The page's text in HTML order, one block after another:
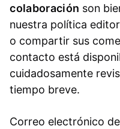
colaboración son
nuestra política
o compartir sus
contacto está
cuidadosamente
tiempo breve.
Correo electrónico